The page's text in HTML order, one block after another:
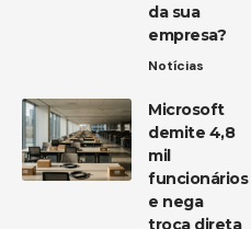
da sua
empresa?
Notícias
Microsoft
demite 4,8
mil
funcionários
e nega
troca direta